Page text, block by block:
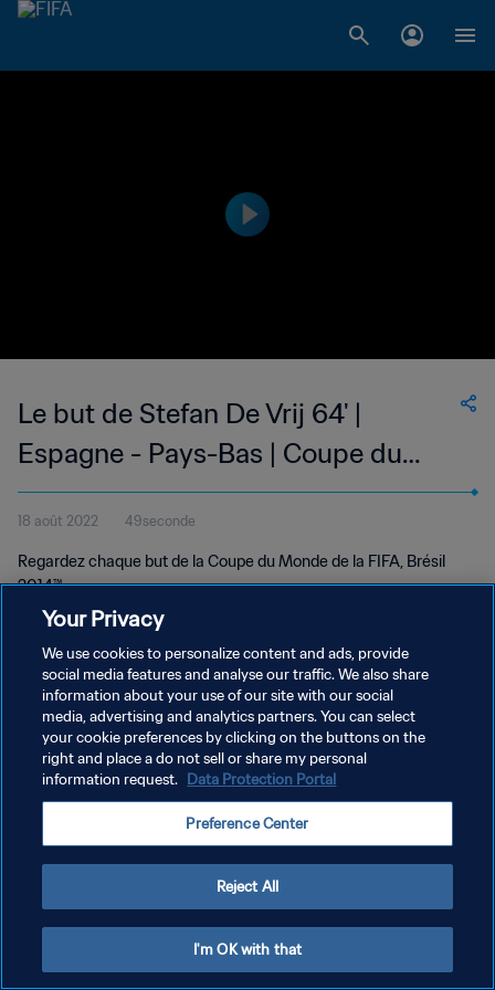
Le but de Stefan De Vrij 64' |
Espagne - Pays-Bas | Coupe du
Monde de la FIFA, Brésil 2014™
18 août 2022 49seconde
Regardez chaque but de la Coupe du Monde de la FIFA, Brésil
2014™.
POLITIQUE DE CONFIDENTIALITÉ
CONDITIONS D'UTILISATION
GÉRER VOS PRÉFÉRENCES SUR LES COOKIES
Your Privacy
We use cookies to personalize content and ads, provide
social media features and analyse our traffic. We also share
information about your use of our site with our social
media, advertising and analytics partners. You can select
your cookie preferences by clicking on the buttons on the
right and place a do not sell or share my personal
information request. Data Protection Portal
Preference Center
Reject All
I'm OK with that